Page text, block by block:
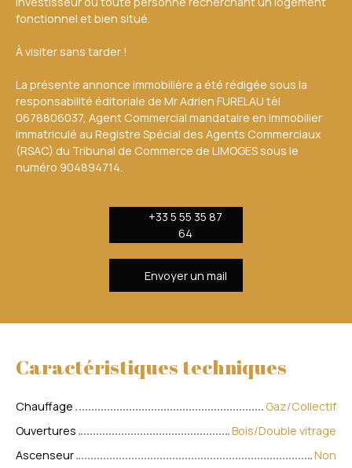
fonctionnel et bien situé.
À visiter sans tarder !
La présente annonce immobilière a été rédigée sous la
responsabilité éditoriale de Mr Adrien FURELAU tèl
0678806037, Agent Commercial mandataire en immobilier
immatriculé au Registre Spécial des Agents Commerciaux
(RSAC) du Tribunal de Commerce de LIMOGES sous le
numéro 904894714.
+33 5 55 35 87
64
Envoyer un mail
Caractéristiques techniques
Chauffage
Gaz/Collectif
Ouvertures
Bois/Double vitrage
Ascenseur
Non